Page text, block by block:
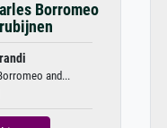
Borromeo
and...